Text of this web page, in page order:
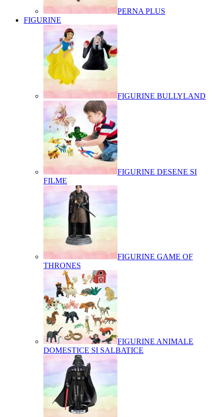
PERNA PLUS
FIGURINE
FIGURINE BULLYLAND
FIGURINE DESENE SI
FILME
FIGURINE GAME OF
THRONES
FIGURINE ANIMALE
DOMESTICE SI SALBATICE